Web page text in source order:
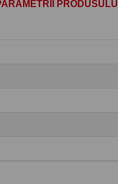
PRODUSULUI